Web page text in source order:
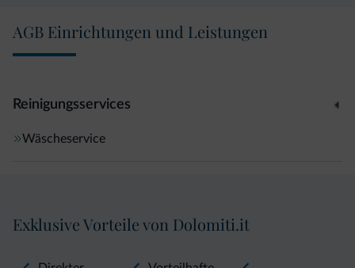
Vom Zentrum Compatsch (Tourismusverein Büro) rechts
abzweigen und dann in Richtung Panorama Bergstation
auf der rechten Seite. Weitere Informationen zu den
AGB Einrichtungen und Leistungen
Reinigungsservices
Wäscheservice
Exklusive Vorteile von Dolomiti.it